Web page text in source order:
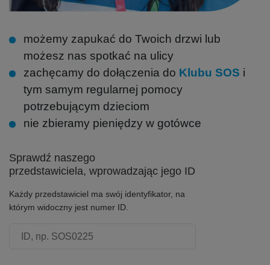
możemy zapukać do Twoich drzwi lub
możesz nas spotkać na ulicy
zachęcamy do dołączenia do Klubu SOS i
tym samym regularnej pomocy
potrzebującym dzieciom
nie zbieramy pieniędzy w gotówce
Sprawdź naszego
przedstawiciela, wprowadzając jego ID
Każdy przedstawiciel ma swój identyfikator, na
którym widoczny jest numer ID.